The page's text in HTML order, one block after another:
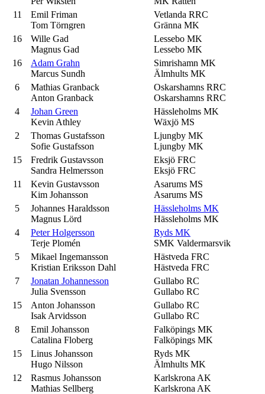
11
Emil Friman
Tom Törngren
Vetlanda RRC
Gränna MK
16
Wille Gad
Magnus Gad
Lessebo MK
Lessebo MK
16
Adam Grahn
Marcus Sundh
Simrishamn MK
Älmhults MK
6
Mathias Granback
Anton Granback
Oskarshamns RRC
Oskarshamns RRC
4
Johan Green
Kevin Athley
Hässleholms MK
Wäxjö MS
2
Thomas Gustafsson
Sofie Gustafsson
Ljungby MK
Ljungby MK
15
Fredrik Gustavsson
Sandra Helmersson
Eksjö FRC
Eksjö FRC
11
Kevin Gustavsson
Kim Johansson
Asarums MS
Asarums MS
5
Johannes Haraldsson
Magnus Lörd
Hässleholms MK
Hässleholms MK
4
Peter Holgersson
Terje Plomén
Ryds MK
SMK Valdermarsvik
5
Mikael Ingemansson
Kristian Eriksson Dahl
Hästveda FRC
Hästveda FRC
7
Jonatan Johannesson
Julia Svensson
Gullabo RC
Gullabo RC
15
Anton Johansson
Isak Arvidsson
Gullabo RC
Gullabo RC
8
Emil Johansson
Catalina Floberg
Falköpings MK
Falköpings MK
15
Linus Johansson
Hugo Nilsson
Ryds MK
Älmhults MK
12
Rasmus Johansson
Mathias Sellberg
Karlskrona AK
Karlskrona AK